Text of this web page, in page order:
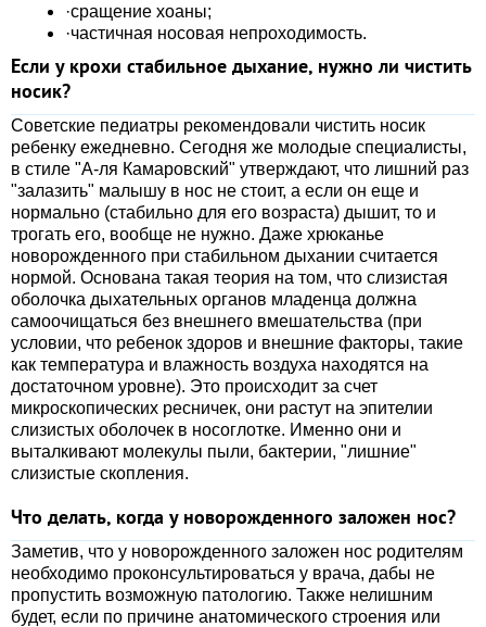
·сращение хоаны;
·частичная носовая непроходимость.
Если у крохи стабильное дыхание, нужно ли чистить
носик?
Советские педиатры рекомендовали чистить носик
ребенку ежедневно. Сегодня же молодые специалисты,
в стиле "А-ля Камаровский" утверждают, что лишний раз
"залазить" малышу в нос не стоит, а если он еще и
нормально (стабильно для его возраста) дышит, то и
трогать его, вообще не нужно. Даже хрюканье
новорожденного при стабильном дыхании считается
нормой. Основана такая теория на том, что слизистая
оболочка дыхательных органов младенца должна
самоочищаться без внешнего вмешательства (при
условии, что ребенок здоров и внешние факторы, такие
как температура и влажность воздуха находятся на
достаточном уровне). Это происходит за счет
микроскопических ресничек, они растут на эпителии
слизистых оболочек в носоглотке. Именно они и
выталкивают молекулы пыли, бактерии, "лишние"
слизистые скопления.
Что делать, когда у новорожденного заложен нос?
Заметив, что у новорожденного заложен нос родителям
необходимо проконсультироваться у врача, дабы не
пропустить возможную патологию. Также нелишним
будет, если по причине анатомического строения или